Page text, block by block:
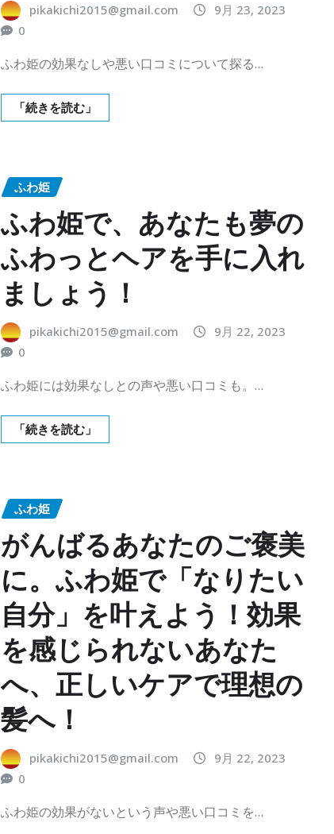
pikakichi2015@gmail.com
9月 23, 2023
0
ふわ姫の効果なしや悪い口コミについて探る…
「続きを読む」
ふわ姫
ふわ姫で、あなたも夢の
ふわっとヘアを手に入れ
ましょう！
pikakichi2015@gmail.com
9月 22, 2023
0
ふわ姫には効果なしとの声や悪い口コミも。…
「続きを読む」
ふわ姫
がんばるあなたのご褒美
に。ふわ姫で「なりたい
自分」を叶えよう！効果
を感じられないあなた
へ、正しいケアで理想の
髪へ！
pikakichi2015@gmail.com
9月 22, 2023
0
ふわ姫の効果がないという声や悪い口コミを…